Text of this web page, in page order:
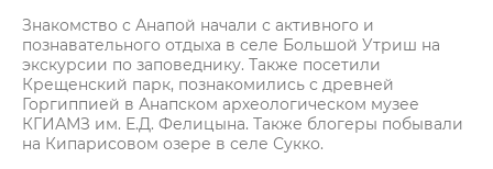
Знакомство с Анапой начали с активного и
познавательного отдыха в селе Большой Утриш на
экскурсии по заповеднику. Также посетили
Крещенский парк, познакомились с древней
Горгиппией в Анапском археологическом музее
КГИАМЗ им. Е.Д. Фелицына. Также блогеры побывали
на Кипарисовом озере в селе Сукко.